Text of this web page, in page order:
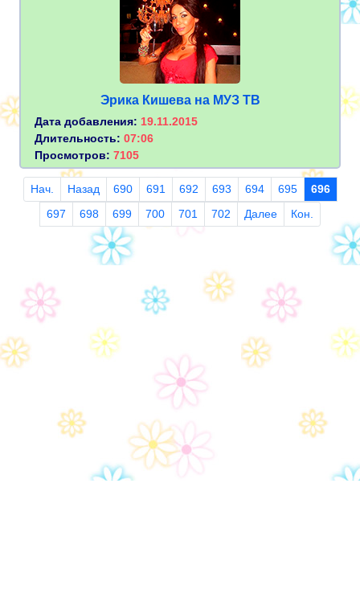
Эрика Кишева на МУЗ ТВ
Дата добавления: 19.11.2015
Длительность: 07:06
Просмотров: 7105
Нач. Назад 690 691 692 693 694 695
696
697
698 699 700 701 702 Далее Кон.